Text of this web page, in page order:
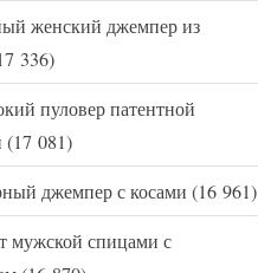
женский джемпер из
336)
пуловер патентной
(17 081)
джемпер с косами (16 961)
мужской спицами с